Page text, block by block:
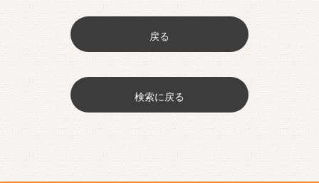
戻る
検索に戻る